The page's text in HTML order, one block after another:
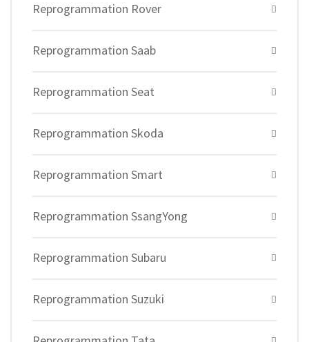
Reprogrammation Rover
Reprogrammation Saab
Reprogrammation Seat
Reprogrammation Skoda
Reprogrammation Smart
Reprogrammation SsangYong
Reprogrammation Subaru
Reprogrammation Suzuki